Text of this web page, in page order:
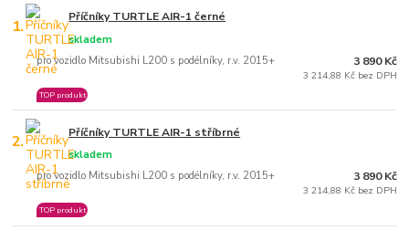
1. Příčníky TURTLE AIR-1 černé
pro vozidlo Mitsubishi L200 s podélníky, r.v. 2015+
skladem
TOP produkt
3 890 Kč
3 214,88 Kč bez DPH
2. Příčníky TURTLE AIR-1 stříbrné
pro vozidlo Mitsubishi L200 s podélníky, r.v. 2015+
skladem
TOP produkt
3 890 Kč
3 214,88 Kč bez DPH